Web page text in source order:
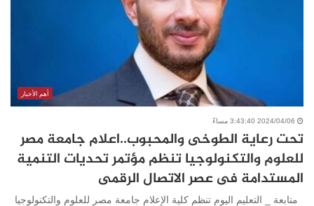
أهم الأخبار
2024/04/06 3:43:40 مساءً
تحت رعاية الطوخى والمحبوب..اعلام جامعة مصر
للعلوم والتكنولوجيا تنظم مؤتمر تحديات التنمية
المستدامة فى عصر الاتصال الرقمى
متابعة _ التعليم اليوم تنظم كلية الإعلام جامعة مصر للعلوم والتكنولوجيا